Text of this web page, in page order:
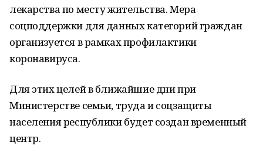
лекарства по месту жительства. Мера
соцподдержки для данных категорий граждан
организуется в рамках профилактики
коронавируса.
Для этих целей в ближайшие дни при
Министерстве семьи, труда и соцзащиты
населения республики будет создан временный
центр.